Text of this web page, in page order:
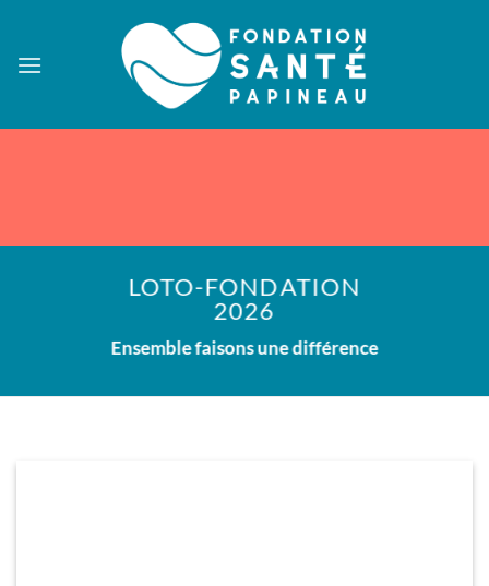
contenu
LOTO-FONDATION
2026
Ensemble faisons une différence